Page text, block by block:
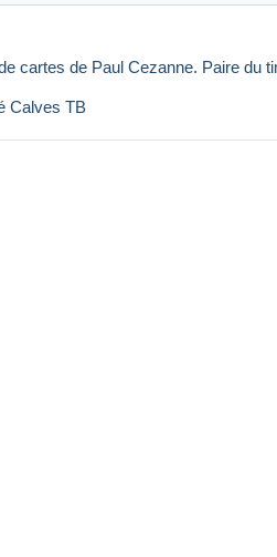
cartes de Paul Cezanne. Paire du
Calves TB